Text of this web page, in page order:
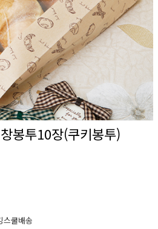
봉투10장(쿠키봉투)
스쿨배송